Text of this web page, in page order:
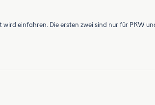
einfahren. Die ersten zwei sind nur für PKW